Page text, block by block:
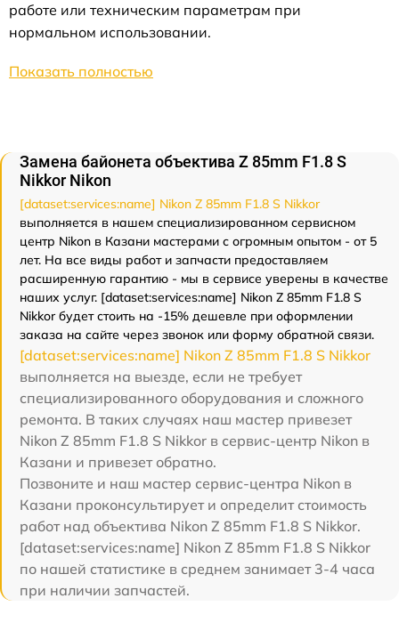
работе или техническим параметрам при
нормальном использовании.
Показать полностью
Замена байонета объектива Z 85mm F1.8 S
Nikkor Nikon
[dataset:services:name] Nikon Z 85mm F1.8 S Nikkor
выполняется в нашем специализированном сервисном
центр Nikon в Казани мастерами с огромным опытом - от 5
лет. На все виды работ и запчасти предоставляем
расширенную гарантию - мы в сервисе уверены в качестве
наших услуг. [dataset:services:name] Nikon Z 85mm F1.8 S
Nikkor будет стоить на -15% дешевле при оформлении
заказа на сайте через звонок или форму обратной связи.
[dataset:services:name] Nikon Z 85mm F1.8 S Nikkor
выполняется на выезде, если не требует
специализированного оборудования и сложного
ремонта. В таких случаях наш мастер привезет
Nikon Z 85mm F1.8 S Nikkor в сервис-центр Nikon в
Казани и привезет обратно.
Позвоните и наш мастер сервис-центра Nikon в
Казани проконсультирует и определит стоимость
работ над объектива Nikon Z 85mm F1.8 S Nikkor.
[dataset:services:name] Nikon Z 85mm F1.8 S Nikkor
по нашей статистике в среднем занимает 3-4 часа
при наличии запчастей.